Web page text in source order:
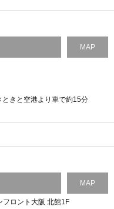
MAP
きと空港より車で約15分
MAP
フロント大阪 北館1F